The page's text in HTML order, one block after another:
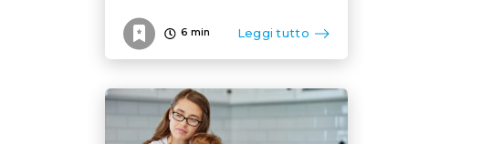
6 min Leggi tutto